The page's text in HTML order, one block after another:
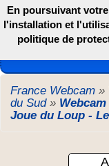
Les webcams
France Webcam »
du Sud»
Joue du Loup -
En poursuivant
l'installation et
politique de